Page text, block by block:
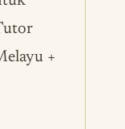
+